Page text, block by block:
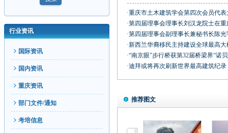
行业资讯
国际资讯
国内资讯
重庆资讯
部门文件/通知
考培信息
·重庆市土木建筑学会第四次会员代
·第四届理事会理事长刘汉龙院士在
·第四届理事会副理事长兼秘书长陈
·新西兰华裔移民主持建设全球最高
·“南京眼”步行桥获第32届桥梁界“诺
·迪拜或将再次刷新世界最高建筑纪录
推荐图文